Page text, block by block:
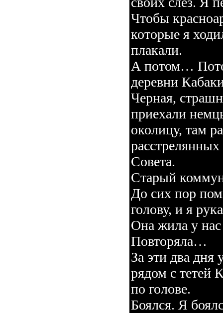
Чтобы
которые я
плакали.
А потом…
деревни
Черная,
приехали
околицу, там
Совета.
Старый
До сих пор
голову, и я
Она жила у
Повторяла…
За эти два дня
рядом с тетей
по голове.
Боялся. Я